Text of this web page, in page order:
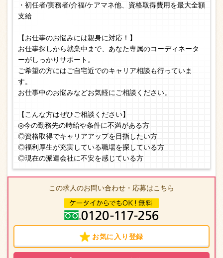
・初任者/実務者/介福/ケアマネ他、資格取得費用を最大全額
支給
【お仕事のお悩みには親身に対応！】
お仕事探しから就業中まで、あなた専属のコーディネータ
ーがしっかりサポート。
ご希望の方にはご自宅近でのキャリア相談も行っていま
す。
お仕事中のお悩みなどお気軽にご相談ください。
【こんな方はぜひご相談ください】
◎今の勤務先の時給や条件に不満がある方
◎資格取得でキャリアアップを目指したい方
◎福利厚生が充実している職場を探している方
◎現在の派遣会社に不安を感じている方
この求人のお問い合わせ・応募はこちら
お気に入り登録